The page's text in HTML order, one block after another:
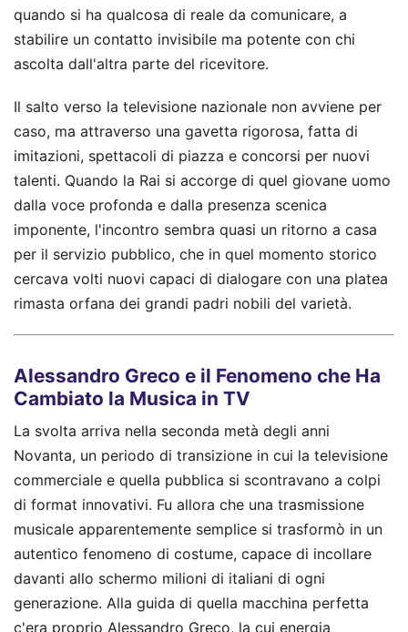
quando si ha qualcosa di reale da comunicare, a
stabilire un contatto invisibile ma potente con chi
ascolta dall'altra parte del ricevitore.
Il salto verso la televisione nazionale non avviene per
caso, ma attraverso una gavetta rigorosa, fatta di
imitazioni, spettacoli di piazza e concorsi per nuovi
talenti. Quando la Rai si accorge di quel giovane uomo
dalla voce profonda e dalla presenza scenica
imponente, l'incontro sembra quasi un ritorno a casa
per il servizio pubblico, che in quel momento storico
cercava volti nuovi capaci di dialogare con una platea
rimasta orfana dei grandi padri nobili del varietà.
Alessandro Greco e il Fenomeno che Ha
Cambiato la Musica in TV
La svolta arriva nella seconda metà degli anni
Novanta, un periodo di transizione in cui la televisione
commerciale e quella pubblica si scontravano a colpi
di format innovativi. Fu allora che una trasmissione
musicale apparentemente semplice si trasformò in un
autentico fenomeno di costume, capace di incollare
davanti allo schermo milioni di italiani di ogni
generazione. Alla guida di quella macchina perfetta
c'era proprio Alessandro Greco, la cui energia